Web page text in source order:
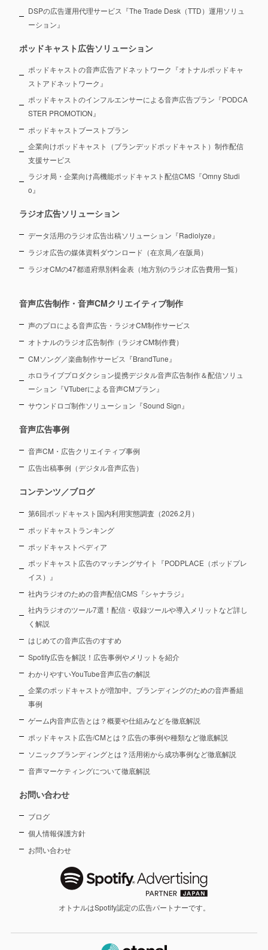
DSPの広告運用代理サービス『The Trade Desk（TTD）運用ソリュ
ーション』
ポッドキャスト広告ソリューション
ポッドキャストの音声広告アドネットワーク『オトナルポッドキャ
ストアドネットワーク』
ポッドキャストのインフルエンサーによる音声広告プラン『PODCA
STER PROMOTION』
ポッドキャストブーストプラン
企業向けポッドキャスト（ブランデッドポッドキャスト）制作配信
支援サービス
ラジオ局・企業向け高機能ポッドキャスト配信CMS『Omny Studi
o』
ラジオ広告ソリューション
データ活用のラジオ広告出稿ソリューション『Radiolyze』
ラジオ広告の媒体資料ダウンロード（在京局／在阪局）
ラジオCMの47都道府県別料金表（地方別のラジオ広告費用一覧）
音声広告制作・音声CMクリエイティブ制作
声のプロによる音声広告・ラジオCM制作サービス
オトナルのラジオ広告制作（ラジオCM制作費）
CMソング／楽曲制作サービス『BrandTune』
ホロライブプロダクション提携デジタル音声広告制作＆配信ソリュ
ーション 『VTuberによる音声CMプラン』
サウンドロゴ制作ソリューション『Sound Sign』
音声広告事例
音声CM・広告クリエイティブ事例
広告出稿事例（デジタル音声広告）
コンテンツ／ブログ
第6回ポッドキャスト国内利用実態調査（2026.2月）
ポッドキャストランキング
ポッドキャストペディア
ポッドキャスト広告のマッチングサイト『PODPLACE（ポッドプレ
イス）』
社内ラジオのための音声配信CMS『シャナラジ』
社内ラジオのツール7選！配信・収録ツールや導入メリットなど詳し
く解説
はじめての音声広告のすすめ
Spotify広告を解説！広告事例やメリットを紹介
わかりやすいYouTube音声広告の解説
企業のポッドキャストが増加中。ブランディングのための音声番組
事例
ゲーム内音声広告とは？概要や仕組みなどを徹底解説
ポッドキャスト広告/CMとは？広告の事例や種類など徹底解説
ソニックブランディングとは？活用術から成功事例など徹底解説
音声マーケティングについて徹底解説
お問い合わせ
ブログ
個人情報保護方針
お問い合わせ
オトナルはSpotify認定の広告パートナーです。